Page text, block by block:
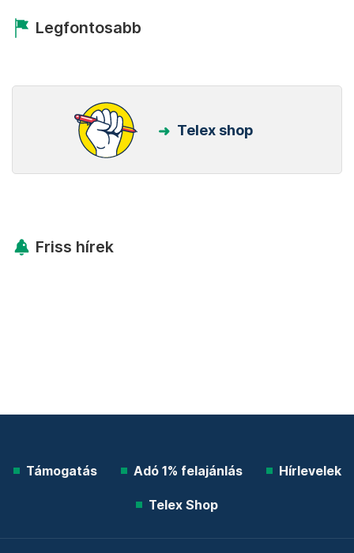
Legfontosabb
Telex shop
Friss hírek
Támogatás Adó 1% felajánlás Hírlevelek
Telex Shop